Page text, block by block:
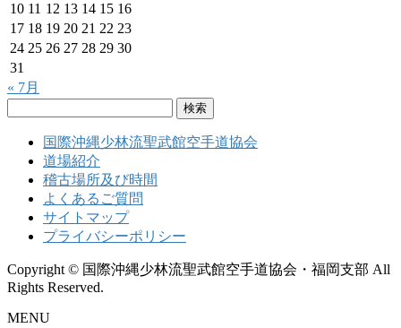
10 11 12 13 14 15 16
17 18 19 20 21 22 23
24 25 26 27 28 29 30
31
« 7月
国際沖縄少林流聖武館空手道協会
道場紹介
稽古場所及び時間
よくあるご質問
サイトマップ
プライバシーポリシー
Copyright © 国際沖縄少林流聖武館空手道協会・福岡支部 All
Rights Reserved.
MENU